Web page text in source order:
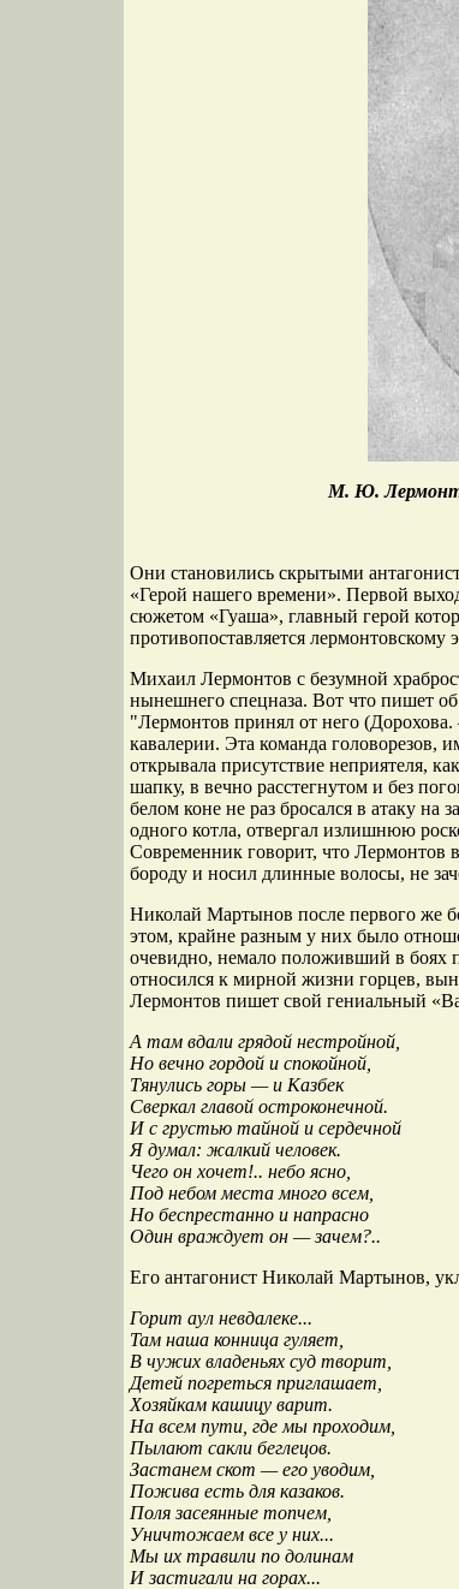
М. Ю.
Они становились скрытыми
«Герой нашего времени». Первой
сюжетом «Гуаша», главный герой
противопоставляется
Михаил Лермонтов с безумной
нынешнего спецназа. Вот что пишет
"Лермонтов принял от него
кавалерии. Эта команда головорезов,
открывала присутствие неприятеля,
шапку, в вечно расстегнутом и без
белом коне не раз бросался в атаку
одного котла, отвергал излишнюю
Современник говорит, что Лермонтов
бороду и носил длинные волосы, не
Николай Мартынов после первого же
этом, крайне разным у них было
очевидно, немало положивший в боях
относился к мирной жизни горцев,
Лермонтов пишет свой гениальный
А там вдали грядой нестройной,
Но вечно гордой и спокойной,
Тянулись горы — и Казбек
Сверкал главой остроконечной.
И с грустью тайной и сердечной
Я думал: жалкий человек.
Чего он хочет!.. небо ясно,
Под небом места много всем,
Но беспрестанно и напрасно
Один враждует он — зачем?..
Его антагонист Николай Мартынов,
Горит аул невдалеке...
Там наша конница гуляет,
В чужих владеньях суд творит,
Детей погреться приглашает,
Хозяйкам кашицу варит.
На всем пути, где мы проходим,
Пылают сакли беглецов.
Застанем скот — его уводим,
Пожива есть для казаков.
Поля засеянные топчем,
Уничтожаем все у них...
Мы их травили по долинам
И застигали на горах...